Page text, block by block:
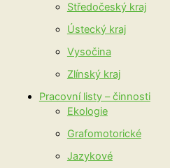
Středočeský kraj
Ústecký kraj
Vysočina
Zlínský kraj
Pracovní listy – činnosti
Ekologie
Grafomotorické
Jazykové